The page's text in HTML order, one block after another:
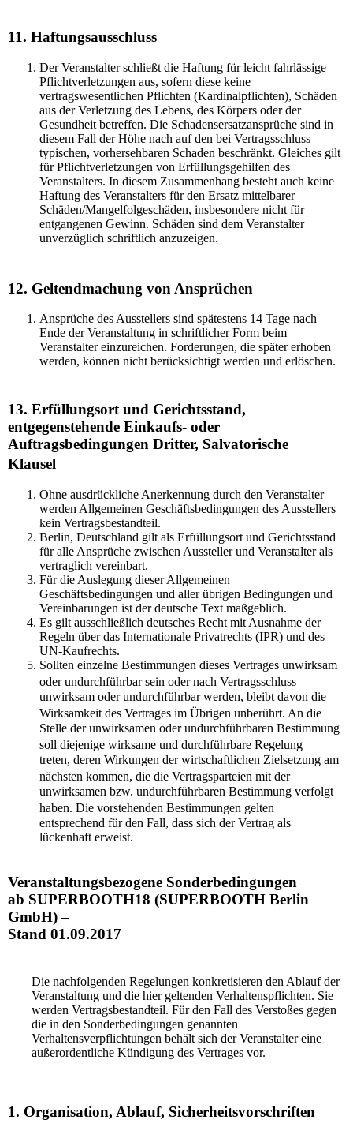
11. Haftungsausschluss
Der Veranstalter schließt die Haftung für leicht fahrlässige
Pflichtverletzungen aus, sofern diese keine
vertragswesentlichen Pflichten (Kardinalpflichten), Schäden
aus der Verletzung des Lebens, des Körpers oder der
Gesundheit betreffen. Die Schadensersatzansprüche sind in
diesem Fall der Höhe nach auf den bei Vertragsschluss
typischen, vorhersehbaren Schaden beschränkt. Gleiches gilt
für Pflichtverletzungen von Erfüllungsgehilfen des
Veranstalters. In diesem Zusammenhang besteht auch keine
Haftung des Veranstalters für den Ersatz mittelbarer
Schäden/Mangelfolgeschäden, insbesondere nicht für
entgangenen Gewinn. Schäden sind dem Veranstalter
unverzüglich schriftlich anzuzeigen.
12. Geltendmachung von Ansprüchen
Ansprüche des Ausstellers sind spätestens 14 Tage nach
Ende der Veranstaltung in schriftlicher Form beim
Veranstalter einzureichen. Forderungen, die später erhoben
werden, können nicht berücksichtigt werden und erlöschen.
13. Erfüllungsort und Gerichtsstand,
entgegenstehende Einkaufs- oder
Auftragsbedingungen Dritter, Salvatorische
Klausel
Ohne ausdrückliche Anerkennung durch den Veranstalter
werden Allgemeinen Geschäftsbedingungen des Ausstellers
kein Vertragsbestandteil.
Berlin, Deutschland gilt als Erfüllungsort und Gerichtsstand
für alle Ansprüche zwischen Aussteller und Veranstalter als
vertraglich vereinbart.
Für die Auslegung dieser Allgemeinen
Geschäftsbedingungen und aller übrigen Bedingungen und
Vereinbarungen ist der deutsche Text maßgeblich.
Es gilt ausschließlich deutsches Recht mit Ausnahme der
Regeln über das Internationale Privatrechts (IPR) und des
UN-Kaufrechts.
Sollten einzelne Bestimmungen dieses Vertrages unwirksam
oder undurchführbar sein oder nach Vertragsschluss
unwirksam oder undurchführbar werden, bleibt davon die
Wirksamkeit des Vertrages im Übrigen unberührt. An die
Stelle der unwirksamen oder undurchführbaren Bestimmung
soll diejenige wirksame und durchführbare Regelung
treten, deren Wirkungen der wirtschaftlichen Zielsetzung am
nächsten kommen, die die Vertragsparteien mit der
unwirksamen bzw. undurchführbaren Bestimmung verfolgt
haben. Die vorstehenden Bestimmungen gelten
entsprechend für den Fall, dass sich der Vertrag als
lückenhaft erweist.
Veranstaltungsbezogene Sonderbedingungen
ab SUPERBOOTH18 (SUPERBOOTH Berlin
GmbH) –
Stand 01.09.2017
Die nachfolgenden Regelungen konkretisieren den Ablauf der
Veranstaltung und die hier geltenden Verhaltenspflichten. Sie
werden Vertragsbestandteil. Für den Fall des Verstoßes gegen
die in den Sonderbedingungen genannten
Verhaltensverpflichtungen behält sich der Veranstalter eine
außerordentliche Kündigung des Vertrages vor.
1. Organisation, Ablauf, Sicherheitsvorschriften